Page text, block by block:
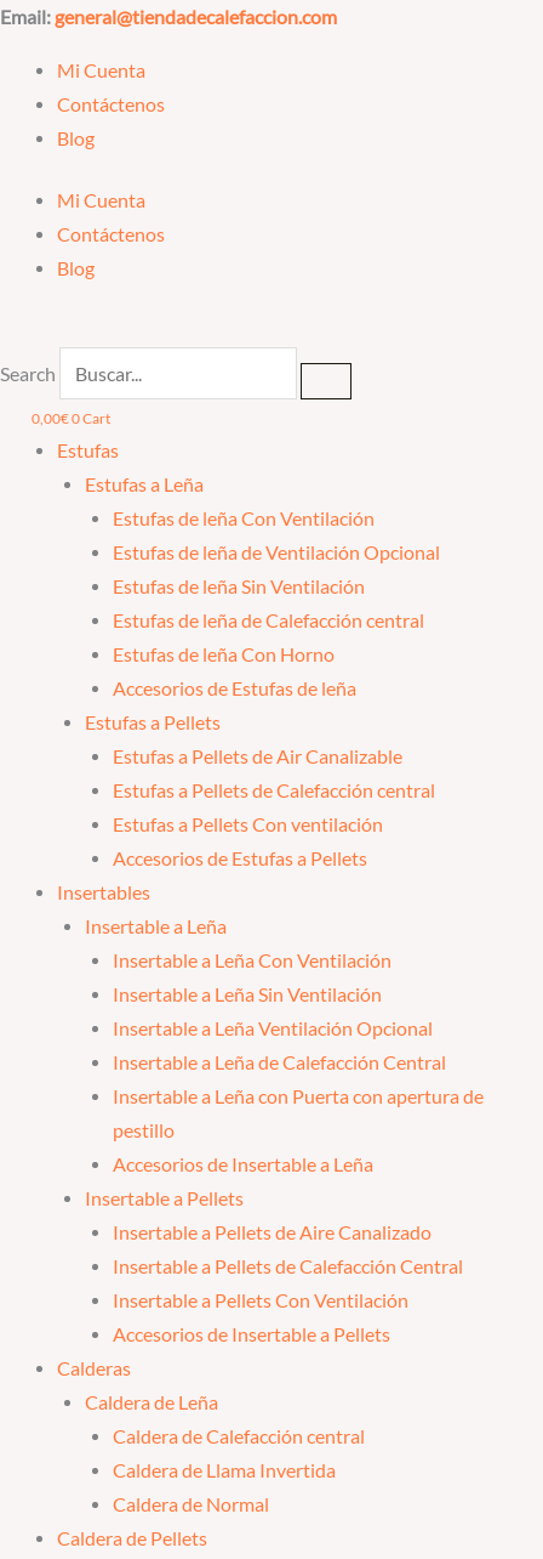
Ir
contenido
Email:general@tiendadecalefaccion.com
Mi Cuenta
Contáctenos
Blog
Mi Cuenta
Contáctenos
Blog
Search
0,00€0Cart
Estufas
Estufas a Leña
Estufas de leña Con Ventilación
Estufas de leña de Ventilación Opcional
Estufas de leña Sin Ventilación
Estufas de leña de Calefacción central
Estufas de leña Con Horno
Accesorios de Estufas de leña
Estufas a Pellets
Estufas a Pellets de Air Canalizable
Estufas a Pellets de Calefacción central
Estufas a Pellets Con ventilación
Accesorios de Estufas a Pellets
Insertables
Insertable a Leña
Insertable a Leña Con Ventilación
Insertable a Leña Sin Ventilación
Insertable a Leña Ventilación Opcional
Insertable a Leña de Calefacción Central
Insertable a Leña con Puerta con apertura de
pestillo
Accesorios de Insertable a Leña
Insertable a Pellets
Insertable a Pellets de Aire Canalizado
Insertable a Pellets de Calefacción Central
Insertable a Pellets Con Ventilación
Accesorios de Insertable a Pellets
Calderas
Caldera de Leña
Caldera de Calefacción central
Caldera de Llama Invertida
Caldera de Normal
Caldera de Pellets